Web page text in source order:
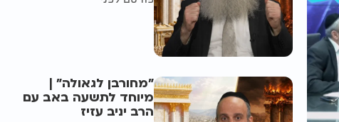
"מחורבן לגאולה" |
מיוחד לתשעה באב עם
הרב יניב עזיז